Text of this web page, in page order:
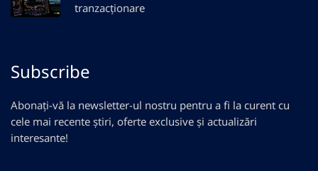
tranzacționare
Subscribe
Abonați-vă la newsletter-ul nostru pentru a fi la curent cu
cele mai recente știri, oferte exclusive și actualizări
interesante!